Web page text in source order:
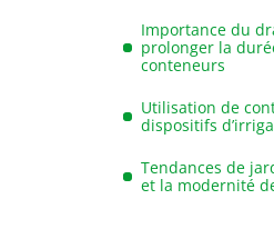
Importance du
prolonger la
conteneurs
Utilisation de
dispositifs
Tendances de
et la modernité